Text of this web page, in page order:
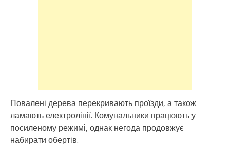
Повалені дерева перекривають проїзди, а також
ламають електролінії. Комунальники працюють у
посиленому режимі, однак негода продовжує
набирати обертів.